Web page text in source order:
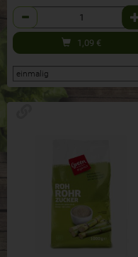
Anzahl
1,09 €